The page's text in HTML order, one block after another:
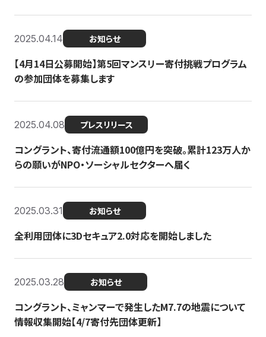
2025.04.14 お知らせ
【4月14日公募開始】第5回マンスリー寄付挑戦プログラム
の参加団体を募集します
2025.04.08 プレスリリース
コングラント、寄付流通額100億円を突破。累計123万人か
らの願いがNPO・ソーシャルセクターへ届く
2025.03.31 お知らせ
全利用団体に3Dセキュア2.0対応を開始しました
2025.03.28 お知らせ
コングラント、ミャンマーで発生したM7.7の地震について
情報収集開始【4/7寄付先団体更新】